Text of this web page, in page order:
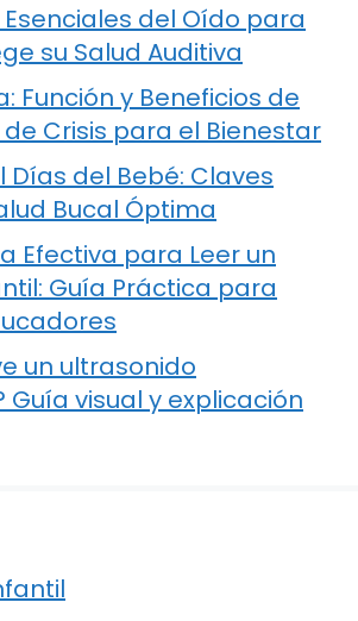
del Oído para
su Salud Auditiva
Función y Beneficios de
Crisis para el Bienestar
Días del Bebé: Claves
Bucal Óptima
Efectiva para Leer un
Guía Práctica para
un ultrasonido
Guía visual y explicación